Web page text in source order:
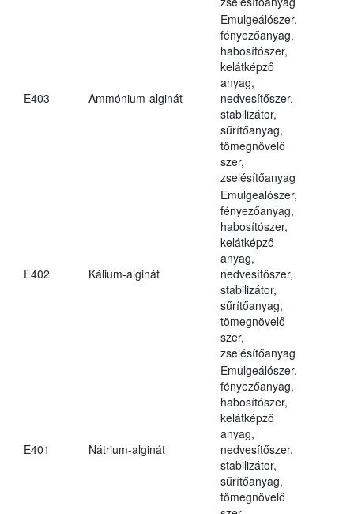
E403 Ammónium-alginát
Emulgeálószer,
fényezőanyag,
habosítószer,
kelátképző
anyag,
nedvesítőszer,
stabilizátor,
sűrítőanyag,
tömegnövelő
szer,
zselésítőanyag
E402 Kálium-alginát
Emulgeálószer,
fényezőanyag,
habosítószer,
kelátképző
anyag,
nedvesítőszer,
stabilizátor,
sűrítőanyag,
tömegnövelő
szer,
zselésítőanyag
E401 Nátrium-alginát
Emulgeálószer,
fényezőanyag,
habosítószer,
kelátképző
anyag,
nedvesítőszer,
stabilizátor,
sűrítőanyag,
tömegnövelő